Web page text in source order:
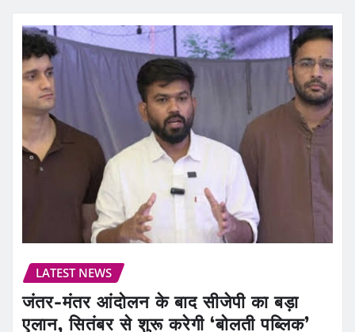
LATEST NEWS
जंतर-मंतर आंदोलन के बाद सीजेपी का बड़ा
एलान, सितंबर से शुरू करेगी ‘बोलती पब्लिक’